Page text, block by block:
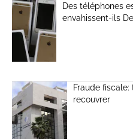
Des téléphones
envahissent-ils
Fraude
recouvrer